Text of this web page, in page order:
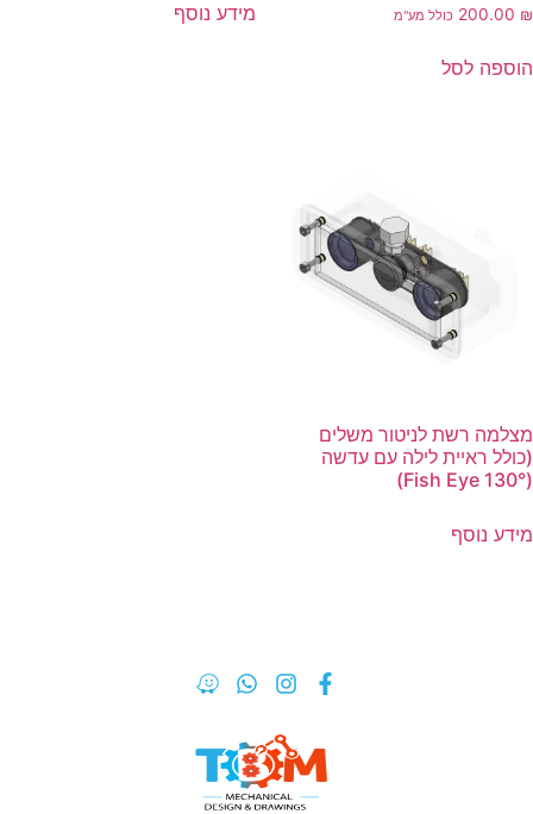
200.00 ₪ כולל מע"מ
הוספה לסל
מידע נוסף
מצלמה רשת לניטור משלים
(כולל ראיית לילה עם עדשה
(Fish Eye 130°)
מידע נוסף